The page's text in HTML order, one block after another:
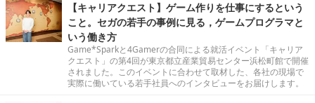
【キャリアクエスト】ゲーム作りを仕事にするという
こと。セガの若手の事例に見る，ゲームプログラマと
いう働き方
Game*Sparkと4Gamerの合同による就活イベント「キャリア
クエスト」の第4回が東京都立産業貿易センター浜松町館で開催
されました。このイベントに合わせて取材した、各社の現場で
実際に働いている若手社員へのインタビューをお届けします。